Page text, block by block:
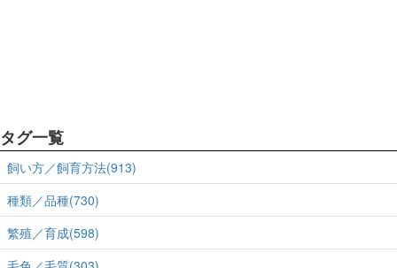
タグ一覧
飼い方／飼育方法(913)
種類／品種(730)
繁殖／育成(598)